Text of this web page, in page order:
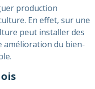
production
En effet, sur une
peut installer des
amélioration du bien-